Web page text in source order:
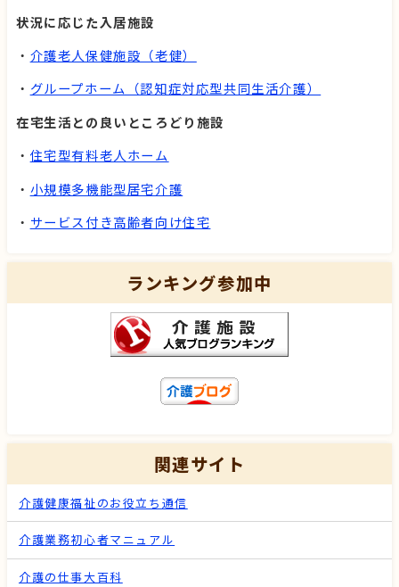
状況に応じた入居施設
・ 介護老人保健施設（老健）
・ グループホーム（認知症対応型共同生活介護）
在宅生活との良いところどり施設
・ 住宅型有料老人ホーム
・ 小規模多機能型居宅介護
・ サービス付き高齢者向け住宅
ランキング参加中
関連サイト
介護健康福祉のお役立ち通信
介護業務初心者マニュアル
介護の仕事大百科